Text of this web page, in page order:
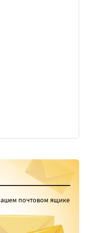
почтовом ящике